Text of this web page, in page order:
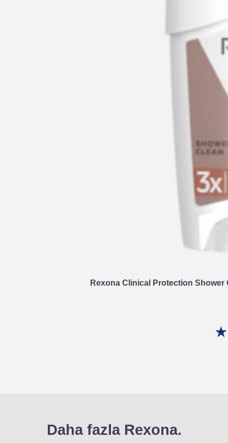
Rexona Clinical Protection
Daha fazla Rexona.